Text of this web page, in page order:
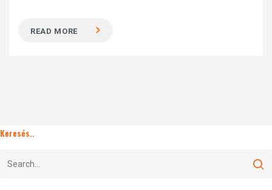
READ MORE
Keresés..